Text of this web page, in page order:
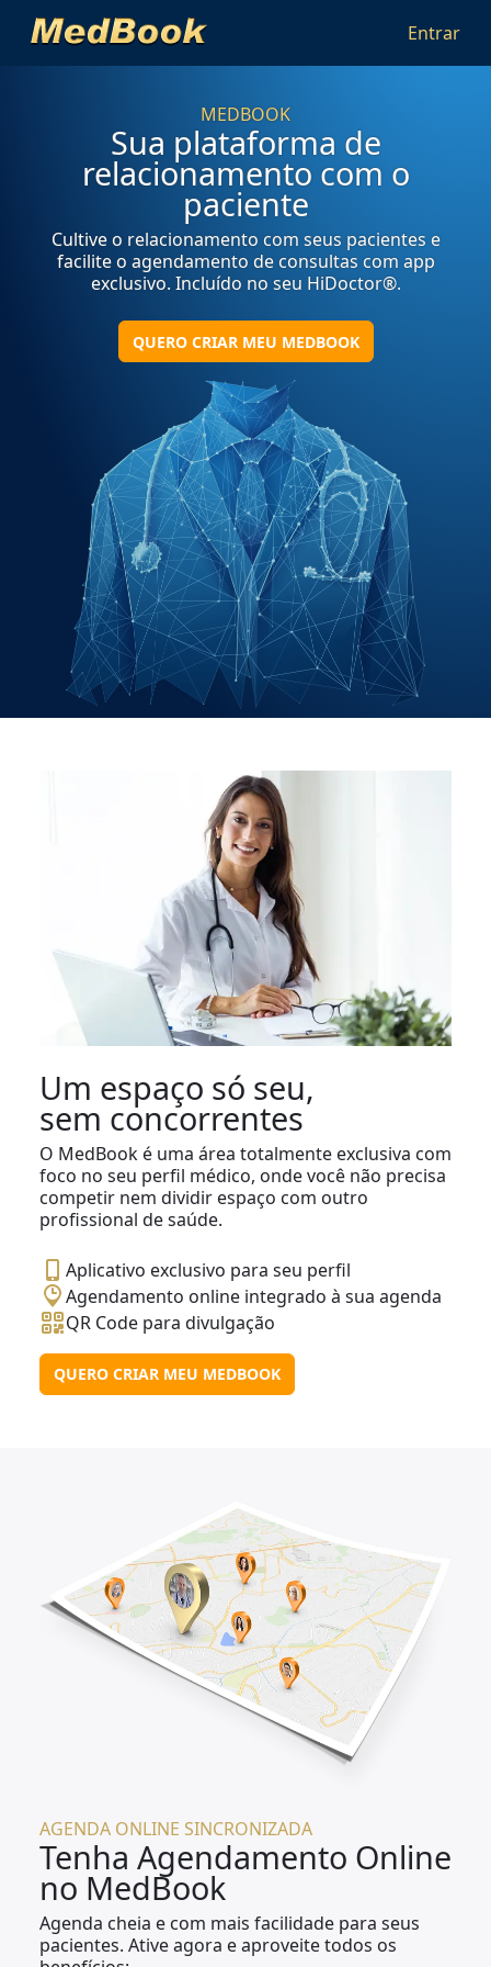
Entrar
MEDBOOK
Sua plataforma de
relacionamento com o
paciente
Cultive o relacionamento com seus pacientes e
facilite o agendamento de consultas com app
exclusivo. Incluído no seu HiDoctor®.
QUERO CRIAR MEU MEDBOOK
Um espaço só seu,
sem concorrentes
O MedBook é uma área totalmente exclusiva com
foco no seu perfil médico, onde você não precisa
competir nem dividir espaço com outro
profissional de saúde.
Aplicativo exclusivo para seu perfil
Agendamento online integrado à sua agenda
QR Code para divulgação
QUERO CRIAR MEU MEDBOOK
AGENDA ONLINE SINCRONIZADA
Tenha Agendamento Online
no MedBook
Agenda cheia e com mais facilidade para seus
pacientes. Ative agora e aproveite todos os